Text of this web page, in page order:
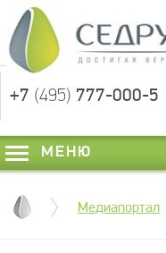
+7 (495) 777-000-5
МЕНЮ
Медиапортал